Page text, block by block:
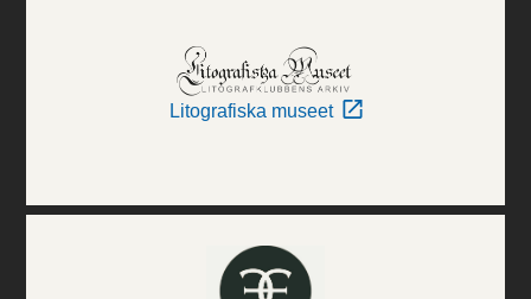
Litografiska museet